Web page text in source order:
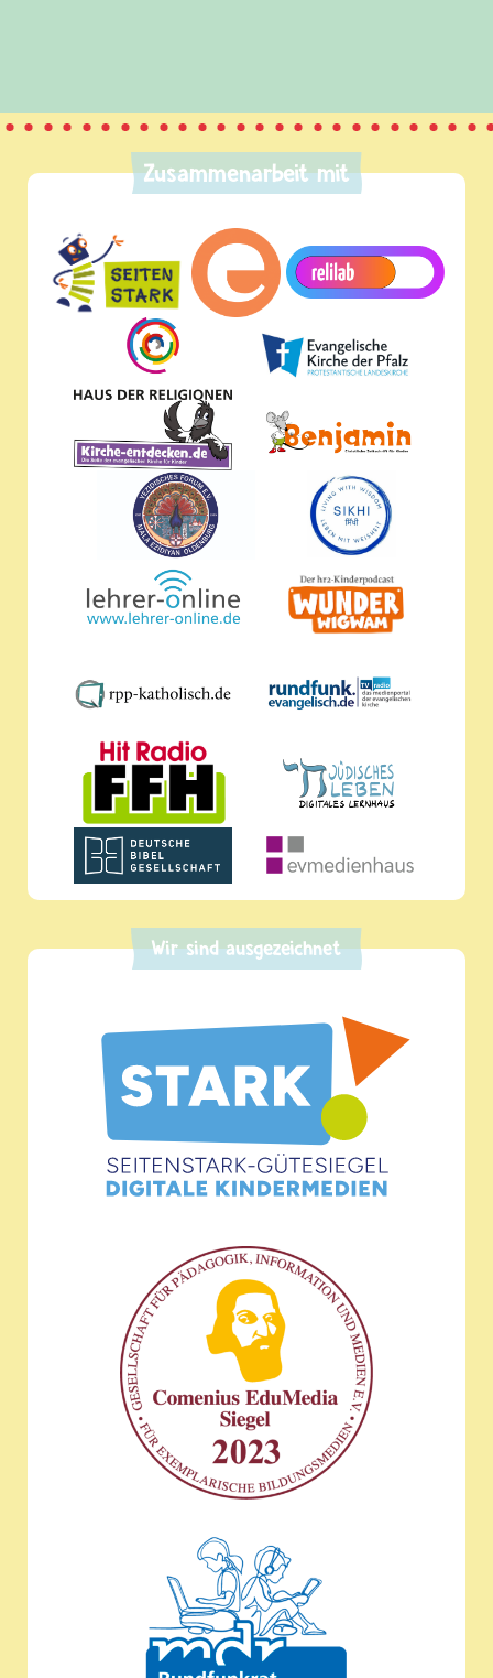
Zusammenarbeit mit
Wir sind ausgezeichnet